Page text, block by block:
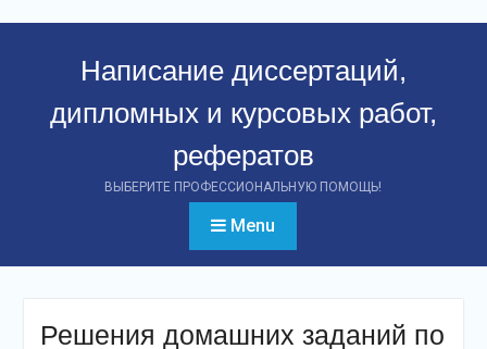
Написание диссертаций,
дипломных и курсовых работ,
рефератов
ВЫБЕРИТЕ ПРОФЕССИОНАЛЬНУЮ ПОМОЩЬ!
Menu
Решения домашних заданий по